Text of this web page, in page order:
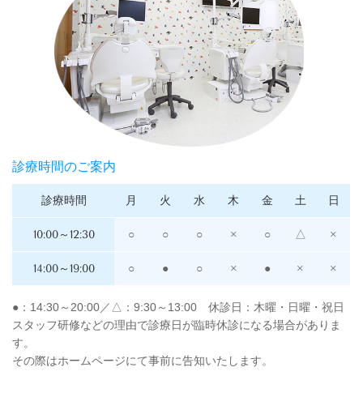
診療時間のご案内
診療時間 月 火 水 木 金 土 日
10:00～12:30 ○ ○ ○ × ○ △ ×
14:00～19:00 ○ ● ○ × ● × ×
●：14:30～20:00／△：9:30～13:00 休診日：木曜・日曜・祝日
スタッフ研修などの理由で診療日が臨時休診になる場合がありま
す。
その際はホームページにて事前に告知いたします。